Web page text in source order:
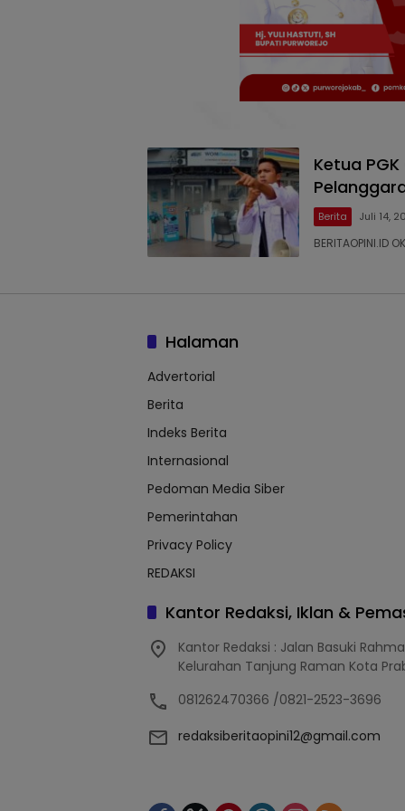
Ketua
Berita Juli 14,
Halaman
Advertorial
Berita
Indeks Berita
Internasional
Pedoman Media Siber
Pemerintahan
Privacy Policy
REDAKSI
Kantor Redaksi, Iklan &
Kantor Redaksi : Jalan Basuki
Kelurahan Tanjung Raman Kota
081262470366 /0821-2523-3696
redaksiberitaopini12@gmail.com